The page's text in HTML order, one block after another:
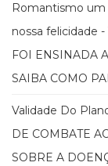
de
referência
PNL
(41)
Psicodrama
(200)
Romantismo um
nossa felicidade
FOI ENSINADA
SAIBA COMO
Validade Do
DE COMBATE
SOBRE A